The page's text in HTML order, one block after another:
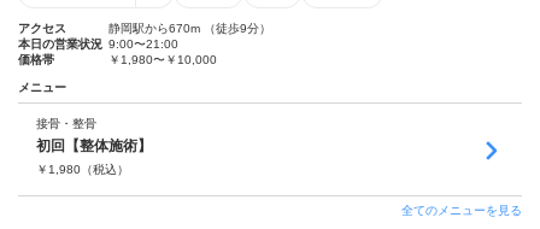
アクセス
静岡駅から670m （徒歩9分）
本日の営業状況 9:00〜21:00
価格帯
￥1,980〜￥10,000
メニュー
接骨・整骨
初回【整体施術】
￥ 1,980 （税込）
全てのメニューを見る